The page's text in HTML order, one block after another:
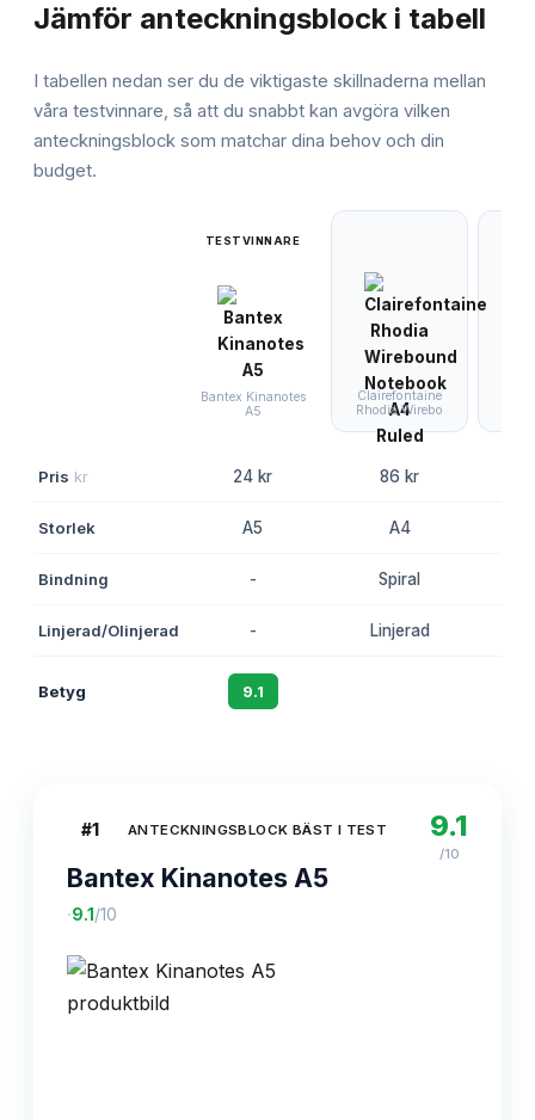
Jämför anteckningsblock i tabell
I tabellen nedan ser du de viktigaste skillnaderna mellan
våra testvinnare, så att du snabbt kan avgöra vilken
anteckningsblock som matchar dina behov och din
budget.
TESTVINNARE
Bantex Kinanotes
A5
Clairefontaine
Rhodia Wirebo
Pris kr 24 kr 86 kr
Storlek A5 A4
Bindning - Spiral
Linjerad/Olinjerad - Linjerad
Betyg 9.1
#1 ANTECKNINGSBLOCK BÄST I TEST
Bantex Kinanotes A5
·9.1 /10
9.1
/10